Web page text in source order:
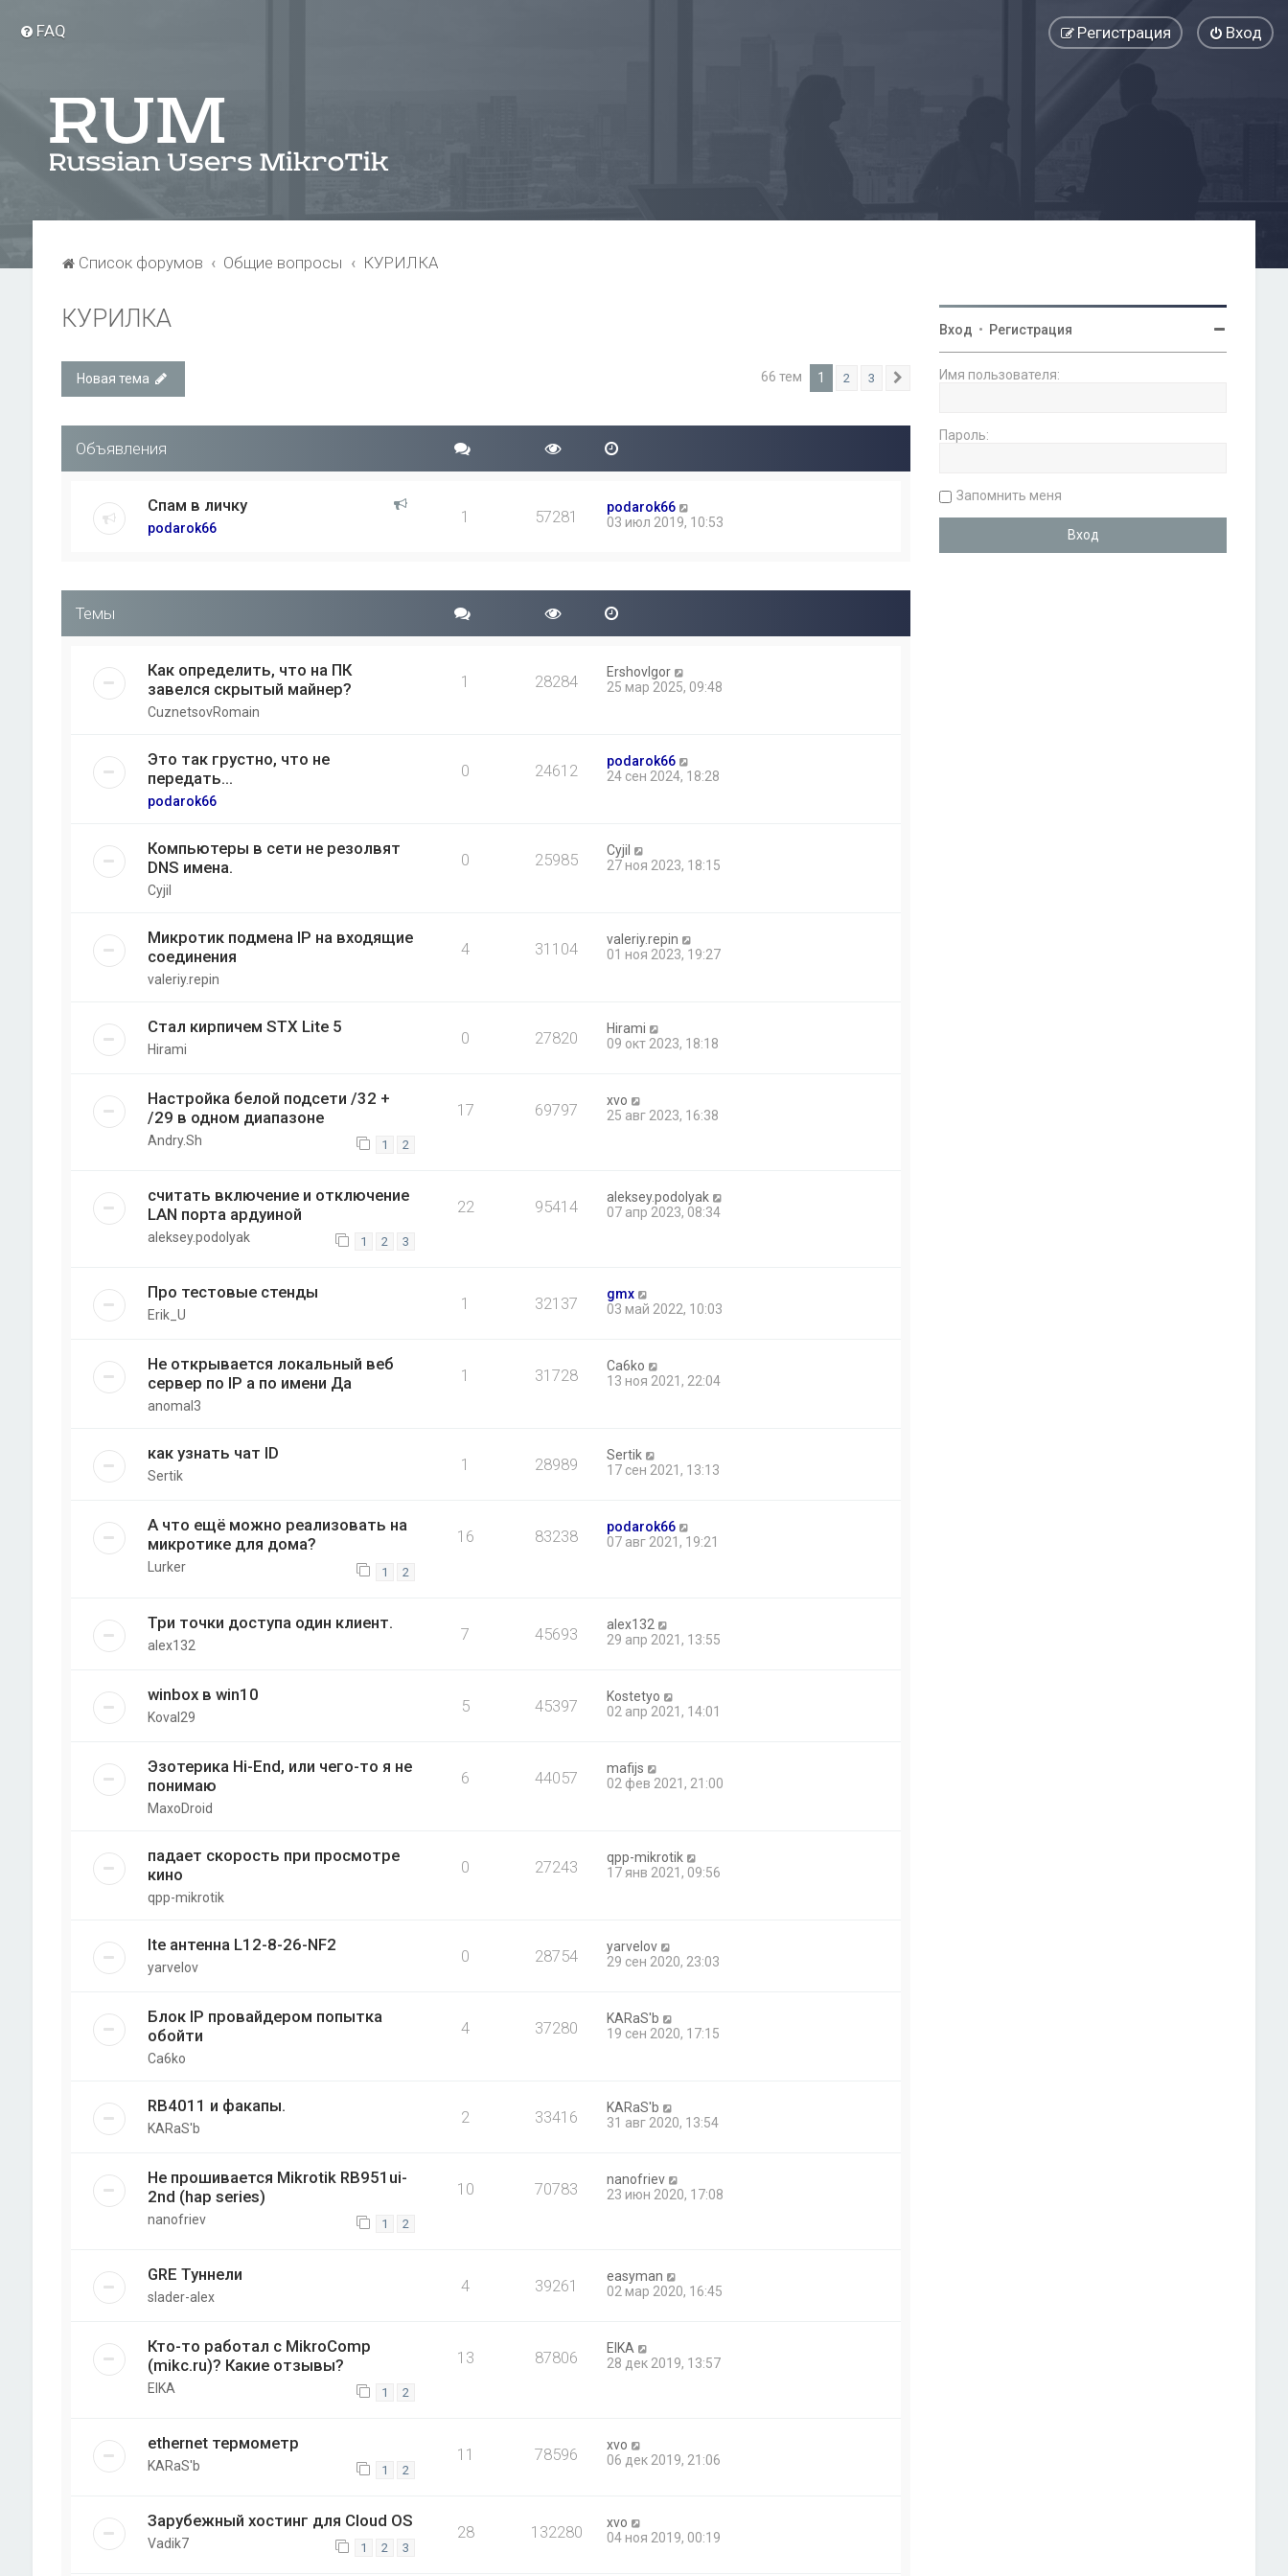
FAQ Вход
Регистрация
Список форумов Общие вопросы КУРИЛКА
КУРИЛКА
Новая тема 66 тем 1 2 3 След.
Объявления
Спам в личку
podarok66
1 57281
podarok66
03 июл 2019, 10:53
Темы
Как определить, что на ПК
завелся скрытый майнер?
CuznetsovRomain
1 28284
ErshovIgor
25 мар 2025, 09:48
Это так грустно, что не
передать...
podarok66
0 24612
podarok66
24 сен 2024, 18:28
Компьютеры в сети не резолвят
DNS имена.
Cyjil
0 25985
Cyjil
27 ноя 2023, 18:15
Микротик подмена IP на входящие
соединения
valeriy.repin
4 31104
valeriy.repin
01 ноя 2023, 19:27
Стал кирпичем STX Lite 5
Hirami
0 27820
Hirami
09 окт 2023, 18:18
Настройка белой подсети /32 +
/29 в одном диапазоне
Andry.Sh 1 2
17 69797
xvo
25 авг 2023, 16:38
считать включение и отключение
LAN порта ардуиной
aleksey.podolyak 1 2 3
22 95414
aleksey.podolyak
07 апр 2023, 08:34
Про тестовые стенды
Erik_U
1 32137
gmx
03 май 2022, 10:03
Не открывается локальный веб
сервер по IP а по имени Да
anomal3
1 31728
Ca6ko
13 ноя 2021, 22:04
как узнать чат ID
Sertik
1 28989
Sertik
17 сен 2021, 13:13
А что ещё можно реализовать на
микротике для дома?
Lurker 1 2
16 83238
podarok66
07 авг 2021, 19:21
Три точки доступа один клиент.
alex132
7 45693
alex132
29 апр 2021, 13:55
winbox в win10
Koval29
5 45397
Kostetyo
02 апр 2021, 14:01
Эзотерика Hi-End, или чего-то я не
понимаю
MaxoDroid
6 44057
mafijs
02 фев 2021, 21:00
падает скорость при просмотре
кино
qpp-mikrotik
0 27243
qpp-mikrotik
17 янв 2021, 09:56
lte антенна L12-8-26-NF2
yarvelov
0 28754
yarvelov
29 сен 2020, 23:03
Блок IP провайдером попытка
обойти
Ca6ko
4 37280
KARaS'b
19 сен 2020, 17:15
RB4011 и факапы.
KARaS'b
2 33416
KARaS'b
31 авг 2020, 13:54
Не прошивается Mikrotik RB951ui-
2nd (hap series)
nanofriev 1 2
10 70783
nanofriev
23 июн 2020, 17:08
GRE Туннели
slader-alex
4 39261
easyman
02 мар 2020, 16:45
Кто-то работал с MikroComp
(mikc.ru)? Какие отзывы?
EIKA 1 2
13 87806
EIKA
28 дек 2019, 13:57
ethernet термометр
KARaS'b 1 2
11 78596
xvo
06 дек 2019, 21:06
Зарубежный хостинг для Cloud OS
Vadik7 1 2 3
28 132280
xvo
04 ноя 2019, 00:19
Вход • Регистрация
Имя пользователя:
Пароль:
Запомнить меня